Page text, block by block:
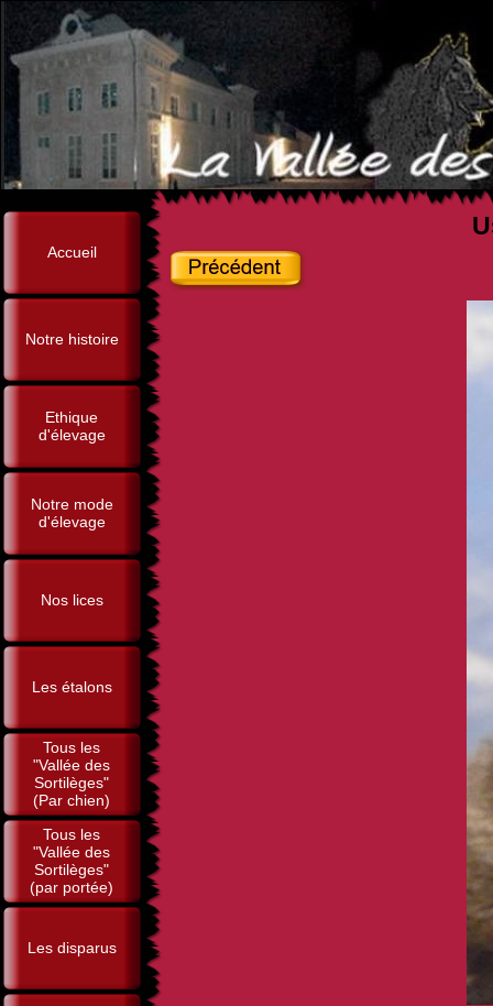
Accueil
Notre histoire
Ethique
d'élevage
Notre mode
d'élevage
Nos lices
Les étalons
Tous les
"Vallée des
Sortilèges"
(Par chien)
Tous les
"Vallée des
Sortilèges"
(par portée)
Les disparus